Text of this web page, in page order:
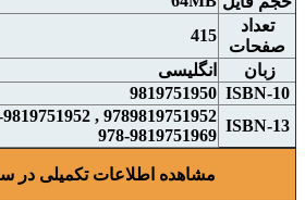
تعداد
صفحات
415
زبان
انگلیسی
ISBN-10
9819751950
ISBN-13
978-9819751969
مشاهده اطلاعات تکمیلی در